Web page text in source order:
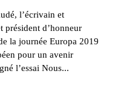
l’écrivain et
président d’honneur
la journée Europa 2019
pour un avenir
l’essai Nous...